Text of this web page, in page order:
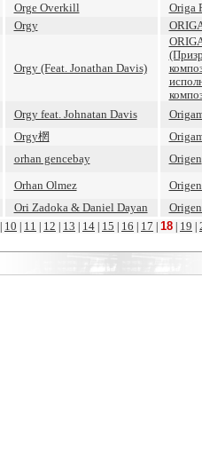
Orge Overkill
Origa
Orgy
Orgy (Feat. Jonathan Davis)
Orgy feat. Johnatan Davis
Orgy棢
orhan gencebay
Origen
Orhan Olmez
Ori Zadoka & Daniel Dayan
10 11 12 13 14 15 16 17 18 19